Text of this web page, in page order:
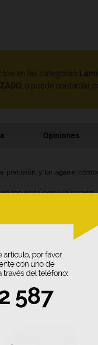
en las categorías
, o puede contactar
Opiniones
precisión y un agarre
tan rígida como la naranja.
RELACIONADOS